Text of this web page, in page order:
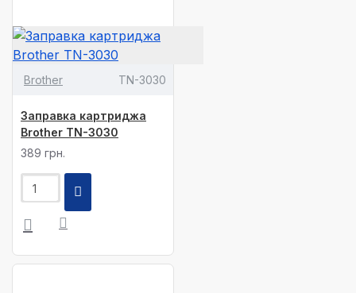
Brother TN-3030
Заправка картриджа
Brother TN-3030
389 грн.